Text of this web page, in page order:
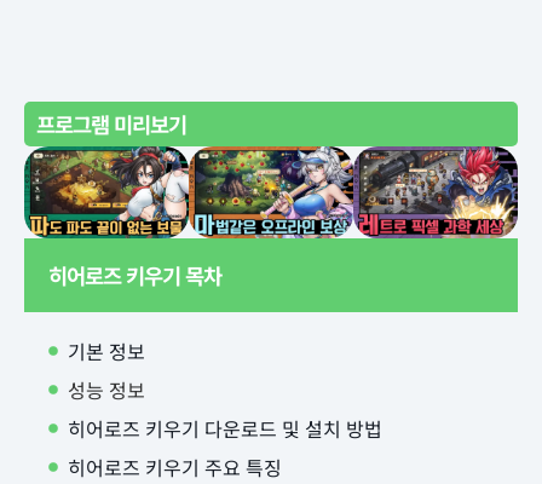
프로그램 미리보기
히어로즈 키우기 목차
기본 정보
성능 정보
히어로즈 키우기 다운로드 및 설치 방법
히어로즈 키우기 주요 특징